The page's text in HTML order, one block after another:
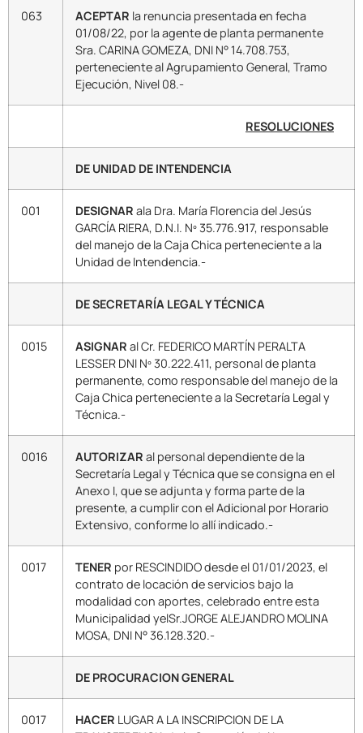
063 ACEPTAR la renuncia presentada en fecha
01/08/22, por la agente de planta permanente
Sra. CARINA GOMEZA, DNI N° 14.708.753,
perteneciente al Agrupamiento General, Tramo
Ejecución, Nivel 08.-
RESOLUCIONES
DE UNIDAD DE INTENDENCIA
001 DESIGNAR ala Dra. María Florencia del Jesús
GARCÍA RIERA, D.N.I. Nº 35.776.917, responsable
del manejo de la Caja Chica perteneciente a la
Unidad de Intendencia.-
DE SECRETARÍA LEGAL Y TÉCNICA
0015 ASIGNAR al Cr. FEDERICO MARTÍN PERALTA
LESSER DNI Nº 30.222.411, personal de planta
permanente, como responsable del manejo de la
Caja Chica perteneciente a la Secretaría Legal y
Técnica.-
0016 AUTORIZAR al personal dependiente de la
Secretaría Legal y Técnica que se consigna en el
Anexo I, que se adjunta y forma parte de la
presente, a cumplir con el Adicional por Horario
Extensivo, conforme lo allí indicado.-
0017 TENER por RESCINDIDO desde el 01/01/2023, el
contrato de locación de servicios bajo la
modalidad con aportes, celebrado entre esta
Municipalidad yelSr.JORGE ALEJANDRO MOLINA
MOSA, DNI N° 36.128.320.-
DE PROCURACION GENERAL
0017 HACER LUGAR A LA INSCRIPCION DE LA